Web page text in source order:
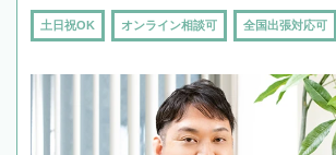
土日祝OK オンライン相談可 全国出張対応可